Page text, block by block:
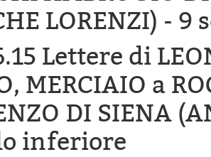
LORENZI) - 9
Lettere di
MERCIAIO a
DI SIENA
inferiore